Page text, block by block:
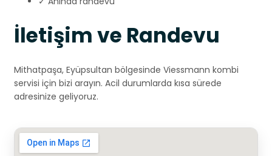
İletişim ve Randevu
Mithatpaşa, Eyüpsultan bölgesinde Viessmann kombi
servisi için bizi arayın. Acil durumlarda kısa sürede
adresinize geliyoruz.